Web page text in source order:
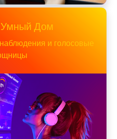
Дом
и голосовые